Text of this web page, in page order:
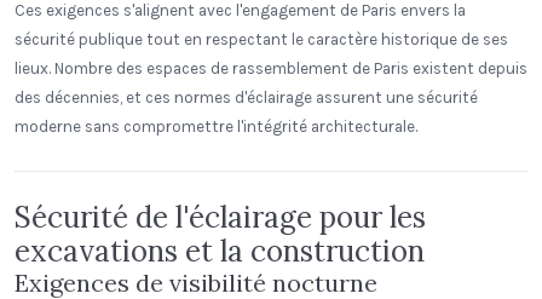
Ces exigences s'alignent avec l'engagement de Paris envers la
sécurité publique tout en respectant le caractère historique de ses
lieux. Nombre des espaces de rassemblement de Paris existent depuis
des décennies, et ces normes d'éclairage assurent une sécurité
moderne sans compromettre l'intégrité architecturale.
Sécurité de l'éclairage pour les
excavations et la construction
Exigences de visibilité nocturne